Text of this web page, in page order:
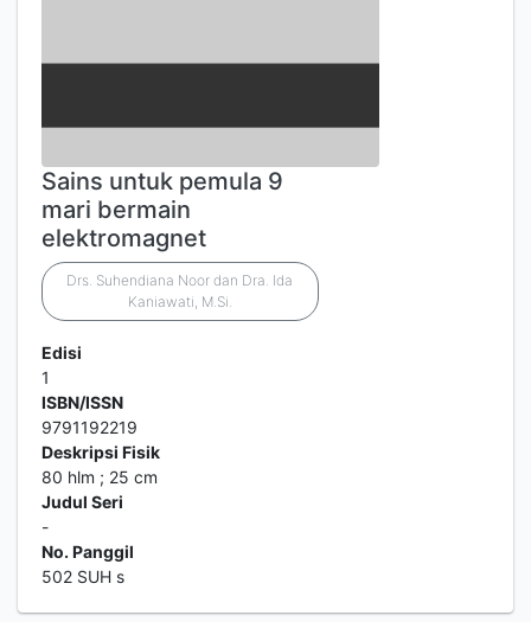
Sains untuk pemula 9
mari bermain
elektromagnet
Drs. Suhendiana Noor dan Dra. Ida
Kaniawati, M.Si.
Edisi
1
ISBN/ISSN
9791192219
Deskripsi Fisik
80 hlm ; 25 cm
Judul Seri
-
No. Panggil
502 SUH s